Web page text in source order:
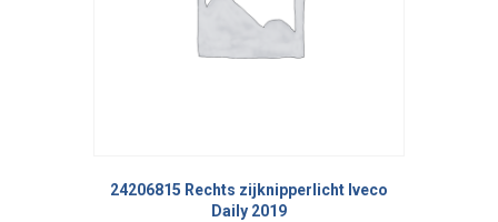
24206815 Rechts zijknipperlicht Iveco
Daily 2019